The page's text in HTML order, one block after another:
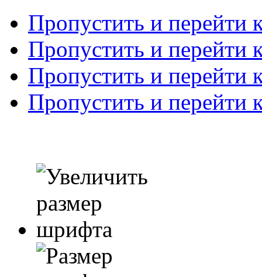
Пропустить и перейти
Пропустить и перейти
Пропустить и перейти
Пропустить и перейти